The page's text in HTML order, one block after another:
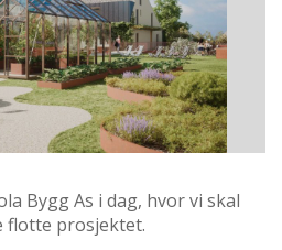
Bygg As i dag, hvor vi skal
flotte prosjektet.